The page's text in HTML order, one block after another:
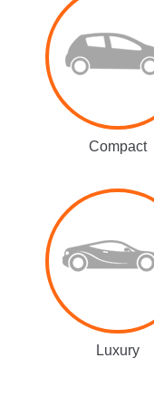
Compact
Luxury